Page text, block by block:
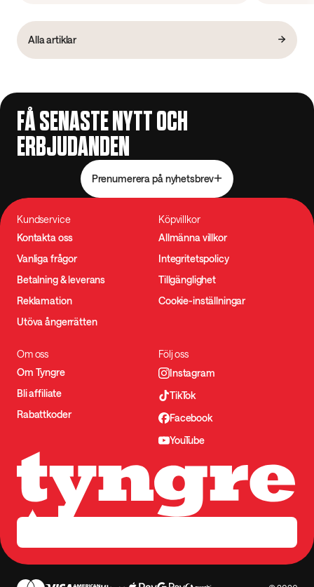
Alla artiklar
FÅ SENASTE NYTT OCH
ERBJUDANDEN
Prenumerera på nyhetsbrev
Kundservice
Kontakta oss
Vanliga frågor
Betalning & leverans
Reklamation
Utöva ångerrätten
Köpvillkor
Allmänna villkor
Integritetspolicy
Tillgänglighet
Cookie-inställningar
Om oss
Om Tyngre
Bli affiliate
Rabattkoder
Följ oss
Instagram
TikTok
Facebook
YouTube